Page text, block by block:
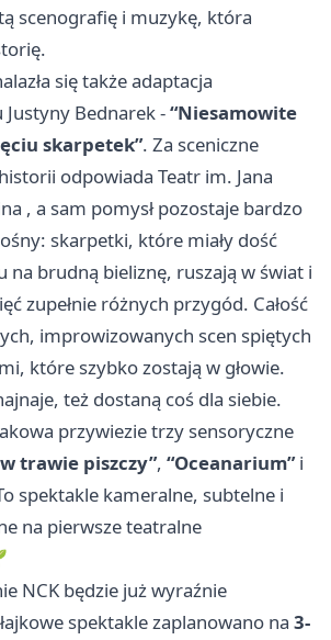
scenografię i muzykę, która
się także adaptacja
Bednarek -“Niesamowite
skarpetek”. Za sceniczne
odpowiada Teatr im. Jana
, a sam pomysł pozostaje bardzo
skarpetki, które miały dość
na brudną bieliznę, ruszają w świat i
zupełnie różnych przygód. Całość
improwizowanych scen spiętych
które szybko zostają w głowie.
też dostaną coś dla siebie.
przywiezie trzy sensoryczne
w trawie piszczy”, “Oceanarium”i
spektakle kameralne, subtelne i
na pierwsze teatralne
NCK będzie już wyraźnie
spektakle zaplanowano na 3-